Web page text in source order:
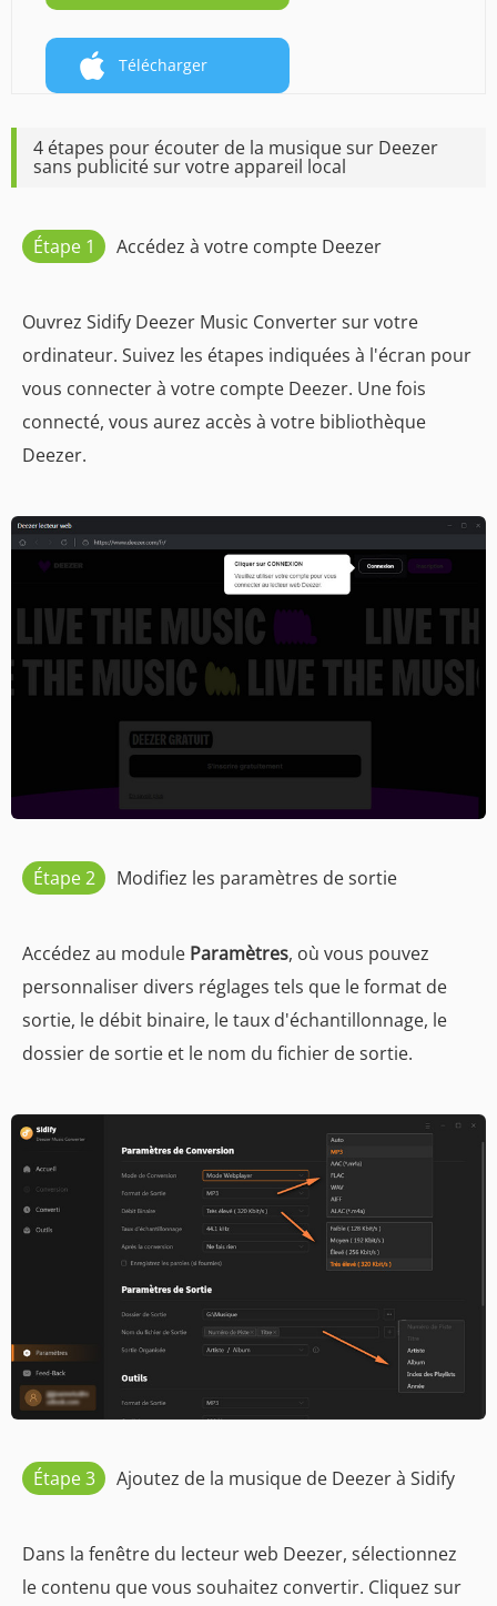
Télécharger
4 étapes pour écouter de la musique sur Deezer
sans publicité sur votre appareil local
Étape 1 Accédez à votre compte Deezer
Ouvrez Sidify Deezer Music Converter sur votre
ordinateur. Suivez les étapes indiquées à l'écran pour
vous connecter à votre compte Deezer. Une fois
connecté, vous aurez accès à votre bibliothèque
Deezer.
Étape 2 Modifiez les paramètres de sortie
Accédez au module Paramètres, où vous pouvez
personnaliser divers réglages tels que le format de
sortie, le débit binaire, le taux d'échantillonnage, le
dossier de sortie et le nom du fichier de sortie.
Étape 3 Ajoutez de la musique de Deezer à Sidify
Dans la fenêtre du lecteur web Deezer, sélectionnez
le contenu que vous souhaitez convertir. Cliquez sur